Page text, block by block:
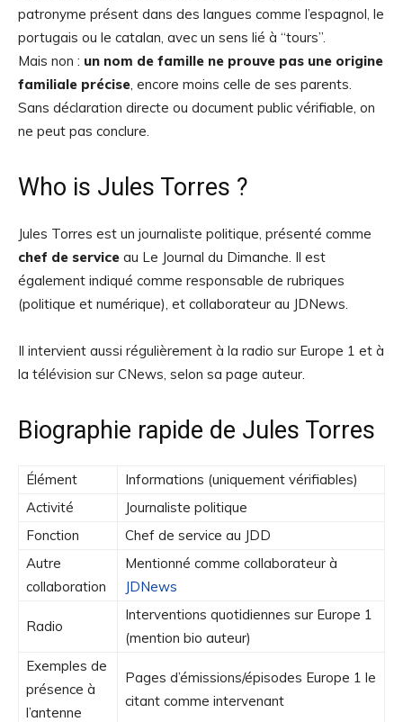
patronyme présent dans des langues comme l’espagnol, le
portugais ou le catalan, avec un sens lié à “tours”.
Mais non : un nom de famille ne prouve pas une origine
familiale précise, encore moins celle de ses parents.
Sans déclaration directe ou document public vérifiable, on
ne peut pas conclure.
Who is Jules Torres ?
Jules Torres est un journaliste politique, présenté comme
chef de service au Le Journal du Dimanche. Il est
également indiqué comme responsable de rubriques
(politique et numérique), et collaborateur au JDNews.
Il intervient aussi régulièrement à la radio sur Europe 1 et à
la télévision sur CNews, selon sa page auteur.
Biographie rapide de Jules Torres
Élément
Informations (uniquement vérifiables)
Activité
Journaliste politique
Fonction
Chef de service au JDD
Autre
collaboration
Mentionné comme collaborateur à
JDNews
Radio
Interventions quotidiennes sur Europe 1
(mention bio auteur)
Exemples de
présence à
l’antenne
Pages d’émissions/épisodes Europe 1 le
citant comme intervenant